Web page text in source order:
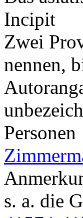
Incipit
Zwei
nennen,
Personen
s. a. die